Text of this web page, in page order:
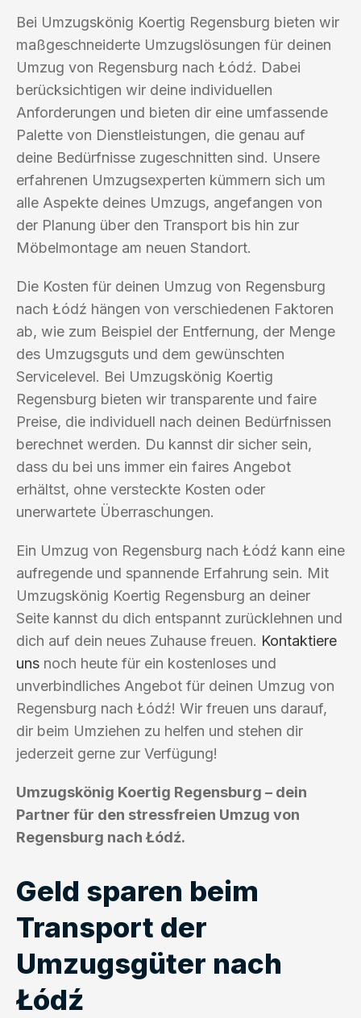
Bei Umzugskönig Koertig Regensburg bieten wir
maßgeschneiderte Umzugslösungen für deinen
Umzug von Regensburg nach Łódź. Dabei
berücksichtigen wir deine individuellen
Anforderungen und bieten dir eine umfassende
Palette von Dienstleistungen, die genau auf
deine Bedürfnisse zugeschnitten sind. Unsere
erfahrenen Umzugsexperten kümmern sich um
alle Aspekte deines Umzugs, angefangen von
der Planung über den Transport bis hin zur
Möbelmontage am neuen Standort.
Die Kosten für deinen Umzug von Regensburg
nach Łódź hängen von verschiedenen Faktoren
ab, wie zum Beispiel der Entfernung, der Menge
des Umzugsguts und dem gewünschten
Servicelevel. Bei Umzugskönig Koertig
Regensburg bieten wir transparente und faire
Preise, die individuell nach deinen Bedürfnissen
berechnet werden. Du kannst dir sicher sein,
dass du bei uns immer ein faires Angebot
erhältst, ohne versteckte Kosten oder
unerwartete Überraschungen.
Ein Umzug von Regensburg nach Łódź kann eine
aufregende und spannende Erfahrung sein. Mit
Umzugskönig Koertig Regensburg an deiner
Seite kannst du dich entspannt zurücklehnen und
dich auf dein neues Zuhause freuen. Kontaktiere
uns noch heute für ein kostenloses und
unverbindliches Angebot für deinen Umzug von
Regensburg nach Łódź! Wir freuen uns darauf,
dir beim Umziehen zu helfen und stehen dir
jederzeit gerne zur Verfügung!
Umzugskönig Koertig Regensburg – dein
Partner für den stressfreien Umzug von
Regensburg nach Łódź.
Geld sparen beim
Transport der
Umzugsgüter nach
Łódź